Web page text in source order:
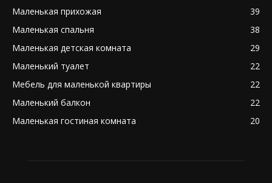
Маленькая прихожая
39
Маленькая спальня
38
Маленькая детская комната
29
Маленький туалет
22
Мебель для маленькой квартиры
22
Маленький балкон
22
Маленькая гостиная комната
20